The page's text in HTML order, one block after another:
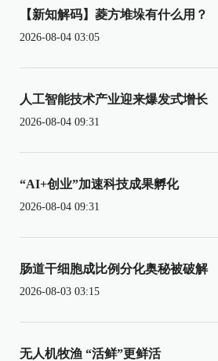
【新知解码】菱方堆垛有什么用？
2026-08-04 03:05
人工智能技术产业迎来爆发式增长
2026-08-04 09:31
“AI+创业”加速科技成果孵化
2026-08-04 09:31
肠道干细胞成比例分化奥秘被破解
2026-08-03 03:15
无人机牧渔 “活鲜”更鲜活